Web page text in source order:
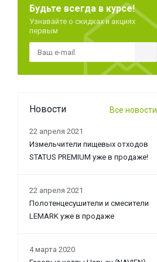
Будьте всегда в курсе!
Узнавайте о скидках и акциях
первым
Новости Все новости
22 апреля 2021
Измельчители пищевых отходов
STATUS PREMIUM уже в продаже!
22 апреля 2021
Полотенцесушители и смесители
LEMARK уже в продаже
4 марта 2020